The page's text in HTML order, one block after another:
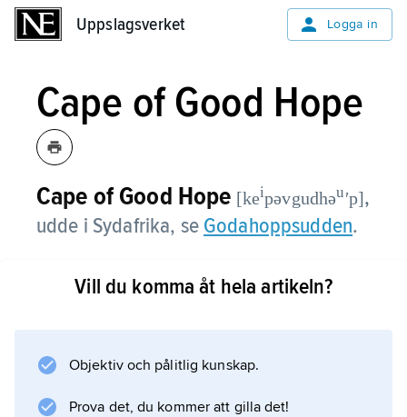
Uppslagsverket Logga in
Cape of Good Hope
Cape of Good Hope [keipəvgudhəuʹp],
udde i Sydafrika, se Godahoppsudden.
Vill du komma åt hela artikeln?
Objektiv och pålitlig kunskap.
Prova det, du kommer att gilla det!